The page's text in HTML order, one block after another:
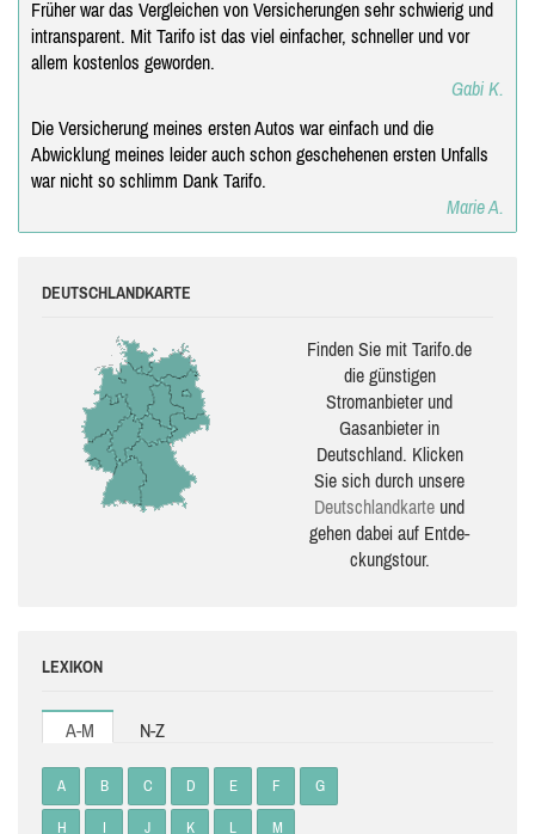
Früher war das Vergleichen von Versicherungen sehr schwierig und
intransparent. Mit Tarifo ist das viel einfacher, schneller und vor
allem kostenlos geworden.
Gabi K.
Die Versicherung meines ersten Autos war einfach und die
Abwicklung meines leider auch schon geschehenen ersten Unfalls
war nicht so schlimm Dank Tarifo.
Marie A.
DEUTSCHLANDKARTE
Finden Sie mit Tarifo.de
die güns­ti­gen
Stromanbieter und
Gasanbieter in
Deutschland. Klicken
Sie sich durch unsere
Deutsch­land­karte und
gehen dabei auf Ent­de­
ckungs­tour.
LEXIKON
A-M N-Z
A B C D E F G
H I J K L M